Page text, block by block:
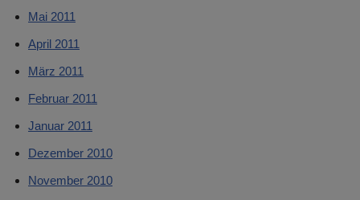
Mai 2011
April 2011
März 2011
Februar 2011
Januar 2011
Dezember 2010
November 2010